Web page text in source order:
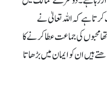
ہے کہ اللہ تعالیٰ نے
محبوں کی جماعت عطا کرنے کا
ہیں ان کو ایمان میں بڑھاتا